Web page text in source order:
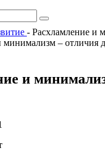
- Расхламление и
и